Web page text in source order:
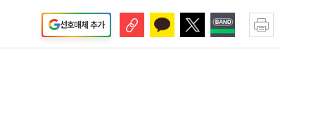
선호매체 추가